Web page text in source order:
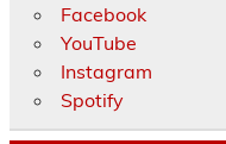
Facebook
YouTube
Instagram
Spotify